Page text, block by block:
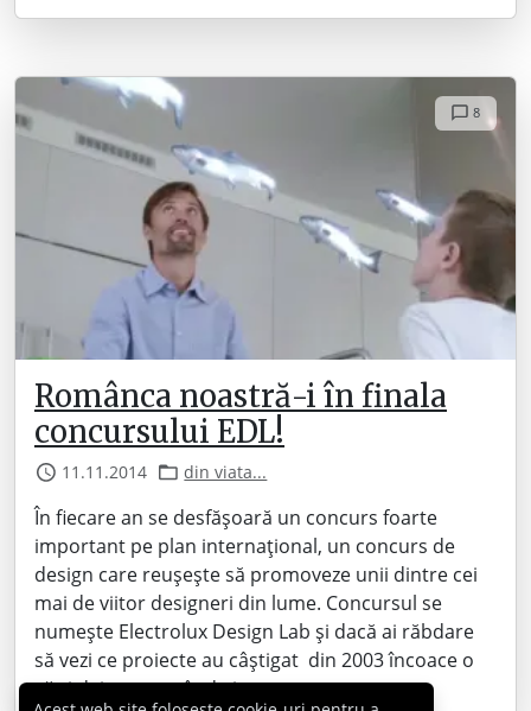
8
Românca noastră-i în finala
concursului EDL!
11.11.2014 din viata...
În fiecare an se desfășoară un concurs foarte
important pe plan internațional, un concurs de
design care reușește să promoveze unii dintre cei
mai de viitor designeri din lume. Concursul se
numește Electrolux Design Lab și dacă ai răbdare
să vezi ce proiecte au câștigat din 2003 încoace o
să-ți dai seama cât de important…